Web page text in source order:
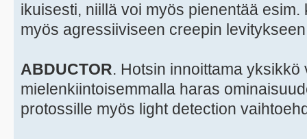
ikuisesti, niillä voi myös pienentää
myös agressiiviseen creepin
ABDUCTOR. Hotsin innoittama yksikkö
mielenkiintoisemmalla haras
protossille myös light detection